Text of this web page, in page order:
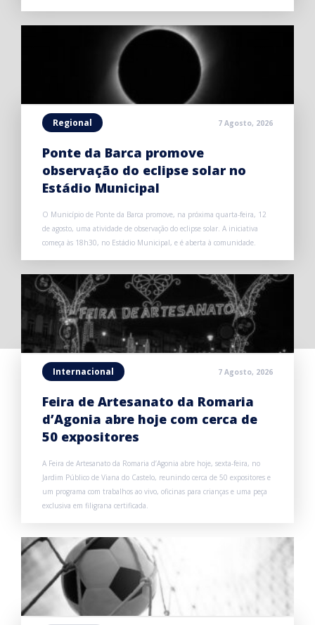
Regional 7 Agosto, 2026
Ponte da Barca promove
observação do eclipse solar no
Estádio Municipal
O Município de Ponte da Barca promove, na próxima quarta-feira, 12
de agosto, uma atividade de observação do eclipse solar. A iniciativa
começa às 18h30, no Estádio Municipal, e é aberta à comunidade.
Internacional 7 Agosto, 2026
Feira de Artesanato da Romaria
d’Agonia abre hoje com cerca de
50 expositores
A Feira de Artesanato da Romaria d’Agonia abre hoje, sexta-feira, no
Jardim Público de Viana do Castelo, reunindo cerca de 50 expositores e
um programa com trabalhos ao vivo, oficinas para crianças e uma peça
exclusiva em filigrana certificada.